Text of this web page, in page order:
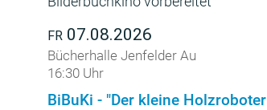
FR 07.08.2026
Bücherhalle Jenfelder Au
16:30 Uhr
BiBuKi - "Der kleine Holzroboter